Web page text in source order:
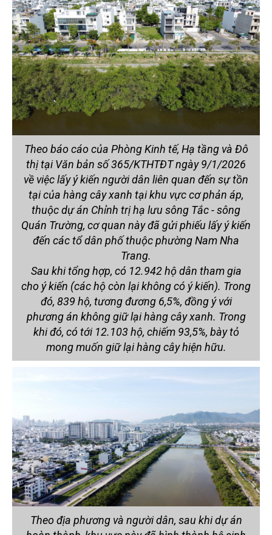
Theo báo cáo của Phòng Kinh tế, Hạ tầng và Đô
thị tại Văn bản số 365/KTHTĐT ngày 9/1/2026
về việc lấy ý kiến người dân liên quan đến sự tồn
tại của hàng cây xanh tại khu vực cơ phản áp,
thuộc dự án Chỉnh trị hạ lưu sông Tắc - sông
Quán Trường, cơ quan này đã gửi phiếu lấy ý kiến
đến các tổ dân phố thuộc phường Nam Nha
Trang.
Sau khi tổng hợp, có 12.942 hộ dân tham gia
cho ý kiến (các hộ còn lại không có ý kiến). Trong
đó, 839 hộ, tương đương 6,5%, đồng ý với
phương án không giữ lại hàng cây xanh. Trong
khi đó, có tới 12.103 hộ, chiếm 93,5%, bày tỏ
mong muốn giữ lại hàng cây hiện hữu.
Theo địa phương và người dân, sau khi dự án